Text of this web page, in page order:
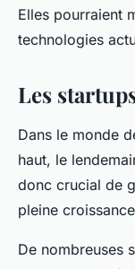
Elles pourraient
technologies
Les
Dans le monde
haut, le
donc crucial de
pleine
De nombreuses